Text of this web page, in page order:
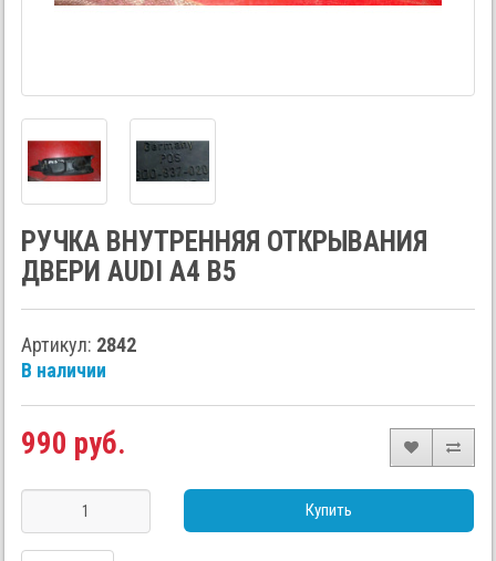
РУЧКА ВНУТРЕННЯЯ ОТКРЫВАНИЯ
ДВЕРИ AUDI A4 B5
Артикул: 2842
В наличии
990 руб.
Купить